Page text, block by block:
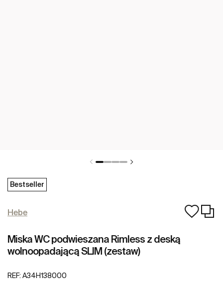
Bestseller
Hebe
Miska WC podwieszana Rimless z deską
wolnoopadającą SLIM (zestaw)
REF: A34H138000